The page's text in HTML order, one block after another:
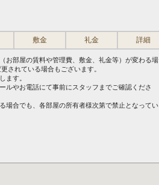
敷金 礼金 詳細
お部屋の賃料や管理費、敷金、礼金等）が変わる場
されている場合もございます。
ます。
やお電話にて事前にスタッフまでご確認くださ
場合でも、各部屋の所有者様次第で禁止となってい